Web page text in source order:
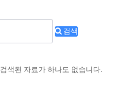
검색
검색된 자료가 하나도 없습니다.